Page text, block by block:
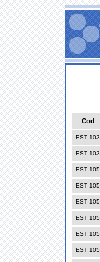
Cod
EST 103
EST 103
EST 105
EST 105
EST 105
EST 105
EST 105
EST 105